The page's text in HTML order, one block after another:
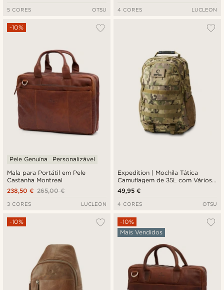
5 CORES OTSU 4 CORES LUCLEON
Mala para Portátil em Pele
Castanha Montreal
-10%
Pele Genuína Personalizável
265,00 €
238,50 €
3 CORES LUCLEON
Expedition | Mochila Tática
Camuflagem de 35L com Vários
Compartimentos e Painel para
Distintivos
49,95 €
4 CORES OTSU
-10%
-10%
Mais Vendidos